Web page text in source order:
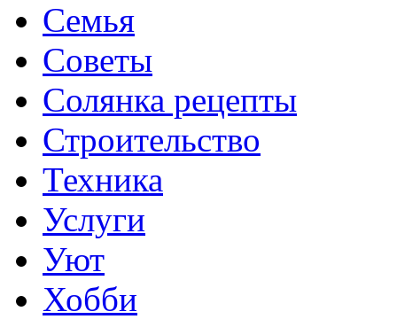
Семья
Советы
Солянка рецепты
Строительство
Техника
Услуги
Уют
Хобби